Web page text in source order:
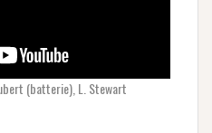
(batterie), L. Stewart